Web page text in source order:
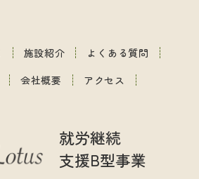
施設紹介
よくある質問
会社概要 アクセス
就労継続
支援B型事業